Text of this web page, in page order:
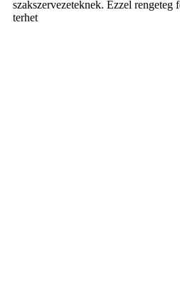
szakszervezeteknek. Ezzel rengeteg
terhet